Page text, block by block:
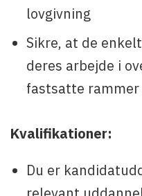
lovgivning
Sikre, at de
deres arbejde i
fastsatte rammer
Kvalifikationer:
Du er